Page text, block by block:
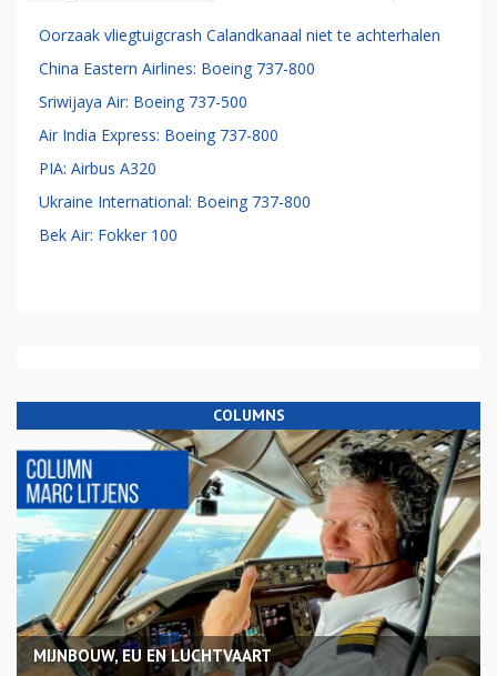
Oorzaak vliegtuigcrash Calandkanaal niet te achterhalen
China Eastern Airlines: Boeing 737-800
Sriwijaya Air: Boeing 737-500
Air India Express: Boeing 737-800
PIA: Airbus A320
Ukraine International: Boeing 737-800
Bek Air: Fokker 100
COLUMNS
MIJNBOUW, EU EN LUCHTVAART